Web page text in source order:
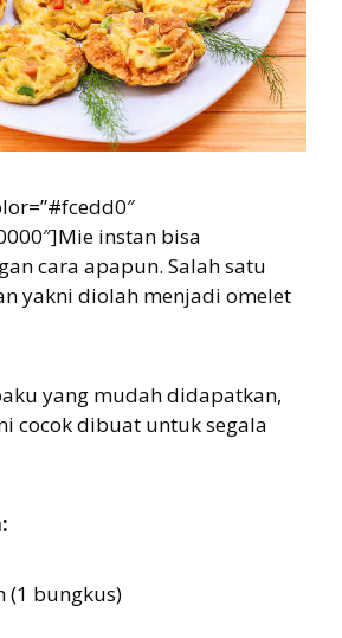
instan bisa
cara apapun. Salah satu
yakni diolah menjadi omelet
yang mudah didapatkan,
cocok dibuat untuk segala
(1 bungkus)